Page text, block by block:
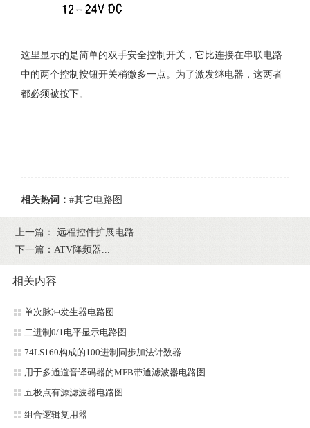
这里显示的是简单的双手安全控制开关，它比连接在串联电路
中的两个控制按钮开关稍微多一点。为了激发继电器，这两者
都必须被按下。
相关热词： #其它电路图
上一篇：
远程控件扩展电路...
下一篇： ATV降频器...
相关内容
单次脉冲发生器电路图
二进制0/1电平显示电路图
74LS160构成的100进制同步加法计数器
用于多通道音译码器的MFB带通滤波器电路图
五极点有源滤波器电路图
组合逻辑复用器